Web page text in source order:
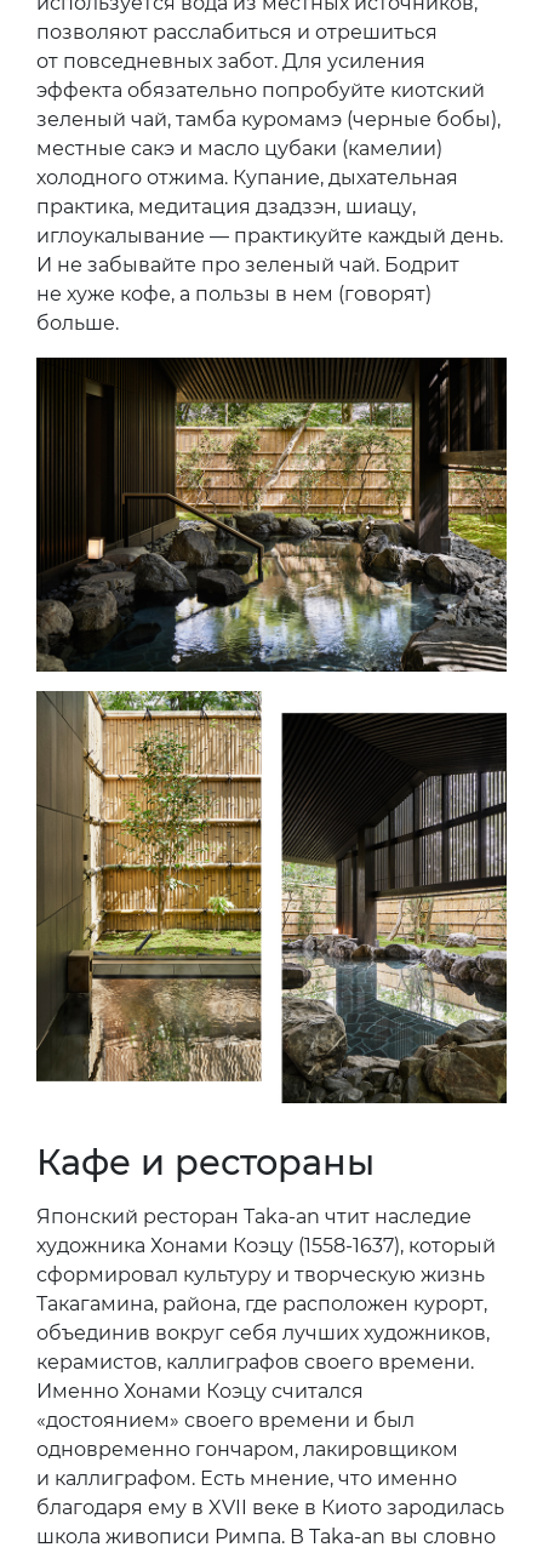
позволяют расслабиться и отрешиться
от повседневных забот. Для усиления
эффекта обязательно попробуйте киотский
зеленый чай, тамба куромамэ (черные бобы),
местные сакэ и масло цубаки (камелии)
холодного отжима. Купание, дыхательная
практика, медитация дзадзэн, шиацу,
иглоукалывание — практикуйте каждый день.
И не забывайте про зеленый чай. Бодрит
не хуже кофе, а пользы в нем (говорят)
больше.
Кафе и рестораны
Японский ресторан Taka-an чтит наследие
художника Хонами Коэцу (1558-1637), который
сформировал культуру и творческую жизнь
Такагамина, района, где расположен курорт,
объединив вокруг себя лучших художников,
керамистов, каллиграфов своего времени.
Именно Хонами Коэцу считался
«достоянием» своего времени и был
одновременно гончаром, лакировщиком
и каллиграфом. Есть мнение, что именно
благодаря ему в XVII веке в Киото зародилась
школа живописи Римпа. В Taka-an вы словно